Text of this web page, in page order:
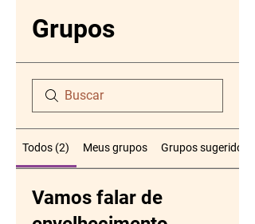
Grupos
Todos (2) Meus grupos Grupos sugeridos
Vamos falar de